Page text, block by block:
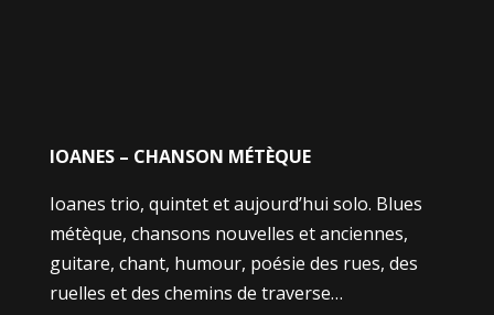
IOANES – CHANSON MÉTÈQUE
Ioanes trio, quintet et aujourd’hui solo. Blues
métèque, chansons nouvelles et anciennes,
guitare, chant, humour, poésie des rues, des
ruelles et des chemins de traverse…